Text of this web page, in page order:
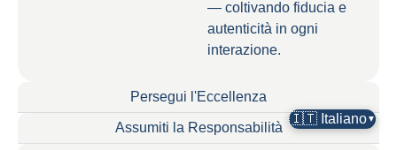
Persegui l'Eccellenza
Assumiti la Responsabilità
— coltivando fiducia e
autenticità in ogni
interazione.
🇮🇹 Italiano▼